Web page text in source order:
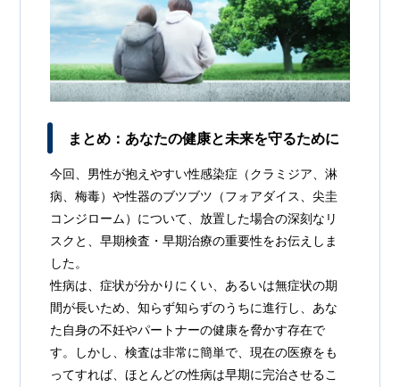
まとめ：あなたの健康と未来を守るために
今回、男性が抱えやすい性感染症（クラミジア、淋
病、梅毒）や性器のブツブツ（フォアダイス、尖圭
コンジローム）について、放置した場合の深刻なリ
スクと、早期検査・早期治療の重要性をお伝えしま
した。
性病は、症状が分かりにくい、あるいは無症状の期
間が長いため、知らず知らずのうちに進行し、あな
た自身の不妊やパートナーの健康を脅かす存在で
す。しかし、検査は非常に簡単で、現在の医療をも
ってすれば、ほとんどの性病は早期に完治させるこ